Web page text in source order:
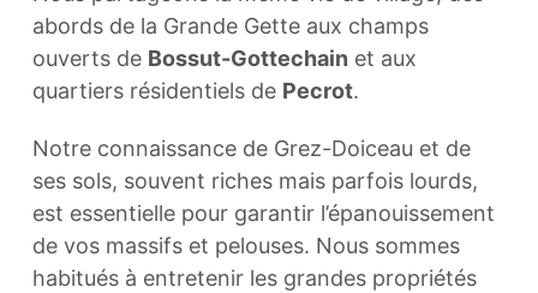
abords de la Grande Gette aux champs
ouverts de Bossut-Gottechain et aux
quartiers résidentiels de Pecrot.
Notre connaissance de Grez-Doiceau et de
ses sols, souvent riches mais parfois lourds,
est essentielle pour garantir l’épanouissement
de vos massifs et pelouses. Nous sommes
habitués à entretenir les grandes propriétés